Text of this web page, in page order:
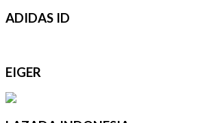
ADIDAS ID
EIGER